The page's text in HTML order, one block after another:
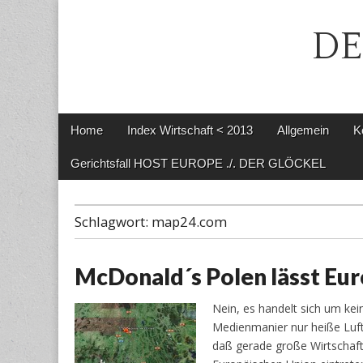
Main
Skip
content
Home Index Wirtschaft < 2013 Allgemein
Gerichtsfall HOST EUROPE ./. DER GLÖCKEL
Schlagwort: map24.com
McDonald´s Polen lässt
Nein, es handelt sich um
Medienmanier nur heiße
daß gerade große